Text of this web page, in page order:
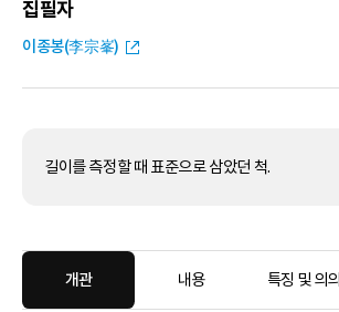
집필자
이종봉(李宗峯)
길이를 측정할 때 표준으로 삼았던 척.
개관 내용 특징 및 의의